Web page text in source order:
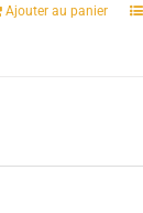
Ajouter au panier